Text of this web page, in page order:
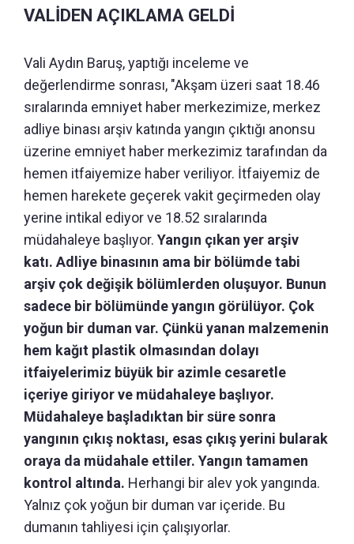
VALİDEN AÇIKLAMA GELDİ
Vali Aydın Baruş, yaptığı inceleme ve
değerlendirme sonrası, "Akşam üzeri saat 18.46
sıralarında emniyet haber merkezimize, merkez
adliye binası arşiv katında yangın çıktığı anonsu
üzerine emniyet haber merkezimiz tarafından da
hemen itfaiyemize haber veriliyor. İtfaiyemiz de
hemen harekete geçerek vakit geçirmeden olay
yerine intikal ediyor ve 18.52 sıralarında
müdahaleye başlıyor. Yangın çıkan yer arşiv
katı. Adliye binasının ama bir bölümde tabi
arşiv çok değişik bölümlerden oluşuyor. Bunun
sadece bir bölümünde yangın görülüyor. Çok
yoğun bir duman var. Çünkü yanan malzemenin
hem kağıt plastik olmasından dolayı
itfaiyelerimiz büyük bir azimle cesaretle
içeriye giriyor ve müdahaleye başlıyor.
Müdahaleye başladıktan bir süre sonra
yangının çıkış noktası, esas çıkış yerini bularak
oraya da müdahale ettiler. Yangın tamamen
kontrol altında. Herhangi bir alev yok yangında.
Yalnız çok yoğun bir duman var içeride. Bu
dumanın tahliyesi için çalışıyorlar.